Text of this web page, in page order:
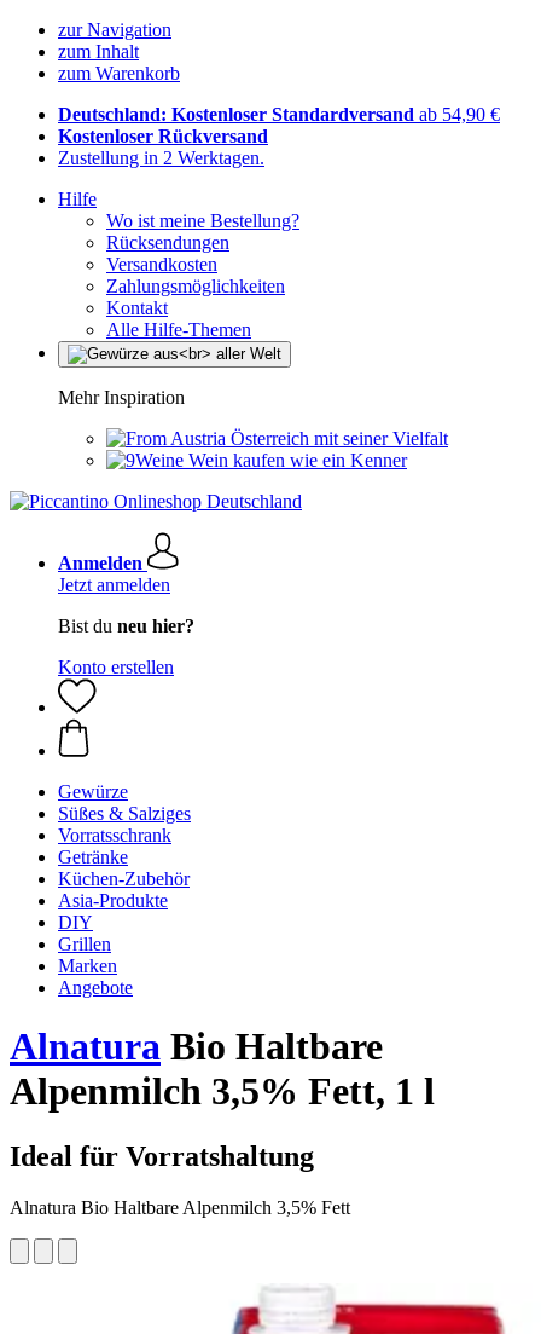
zur Navigation
zum Inhalt
zum Warenkorb
Deutschland: Kostenloser Standardversand ab 54,90 €
Kostenloser Rückversand
Zustellung in 2 Werktagen.
Hilfe
Wo ist meine Bestellung?
Rücksendungen
Versandkosten
Zahlungsmöglichkeiten
Kontakt
Alle Hilfe-Themen
Mehr Inspiration
Österreich mit seiner Vielfalt
Wein kaufen wie ein Kenner
Anmelden
Jetzt anmelden
Bist du neu hier?
Konto erstellen
Gewürze
Süßes & Salziges
Vorratsschrank
Getränke
Küchen-Zubehör
Asia-Produkte
DIY
Grillen
Marken
Angebote
Alnatura Bio Haltbare
Alpenmilch 3,5% Fett, 1 l
Ideal für Vorratshaltung
Alnatura Bio Haltbare Alpenmilch 3,5% Fett